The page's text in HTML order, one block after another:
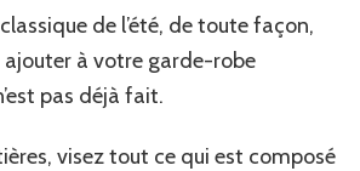
de l’été, de toute façon,
ajouter à votre garde-robe
pas déjà fait.
visez tout ce qui est composé